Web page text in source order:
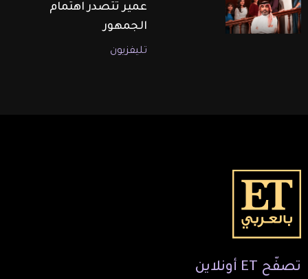
عمير تتصدر اهتمام
الجمهور
تليفزيون
تصفّح ET أونلاين